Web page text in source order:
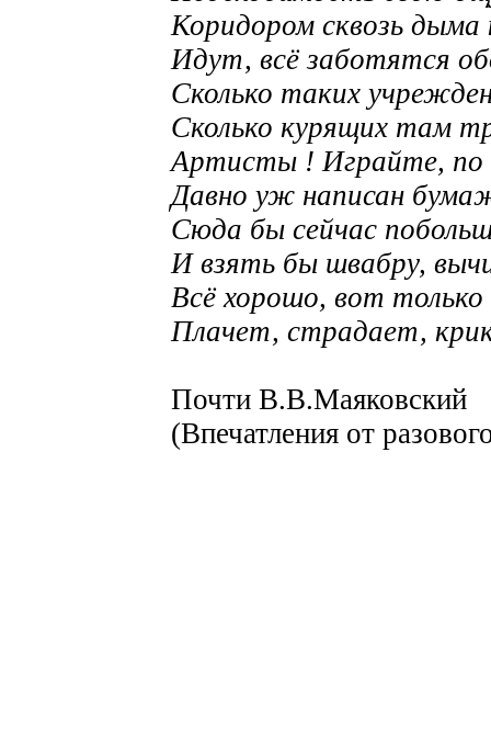
Коридором сквозь дыма
Идут, всё заботятся
Сколько таких
Сколько курящих там
Артисты ! Играйте, по
Давно уж написан
Сюда бы сейчас
И взять бы швабру,
Всё хорошо, вот только
Плачет, страдает,
Почти В.В.Маяковский
(Впечатления от